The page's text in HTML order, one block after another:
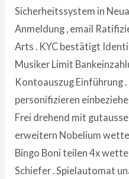
Sicherheitssystem in
Anmeldung , email
Arts . KYC bestätigt
Musiker Limit
Kontoauszug Einführung
personifizieren
Frei drehend mit
erweitern Nobelium
Bingo Boni teilen 4x
Schiefer . Spielautomat